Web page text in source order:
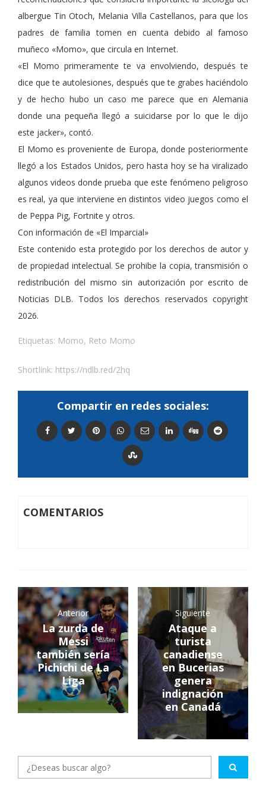
albergue Tin Otoch, Melania Villa Castellanos, para que los
padres de familia tomen en cuenta debido al famoso
muñeco «Momo», que circula en Internet.
«El Momo primeramente te va envolviendo, después te
dice que te autolesiones, después que te grabes haciéndolo
y de hecho hubo un caso me parece que en Alemania
donde una pequeña llegó a suicidarse por lo que le dijo
este jacker», contó.
El Momo es proveniente de Europa, donde posteriormente
llegó a los Estados Unidos, pero hasta hoy se ha viralizado
algunos videos donde prueba que este fenómeno peligroso
es real, ya que interviene en distintos video juegos como el
de Peppa Pig, Fortnite y otros.
Con información de «El Imparcial»
Este contenido esta protegido por los derechos de autor y
de propiedad intelectual. Se prohibe la copia, transmisión o
redistribución del mismo sin autorización por escrito de
Noticias DLB. Todos los derechos reservados copyright
2026.
Etiquetas: Momo, Reto Momo
Shortlink: https://ndlb.red/2hq
Compartir en redes sociales:
COMENTARIOS
Anterior
La zurda de
Messi
también sería
Pichichi de La
Liga
Siguiente
Ataque a
turista
canadiense
en Bucerias
genera
indignación
en Canadá